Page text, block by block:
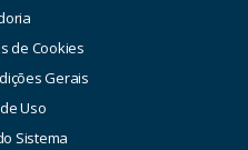
de Cookies
Gerais
Uso
Sistema